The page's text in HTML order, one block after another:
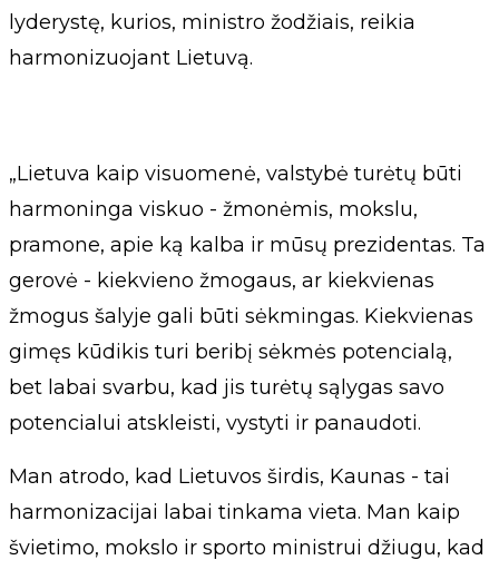
lyderystę, kurios, ministro žodžiais, reikia
harmonizuojant Lietuvą.
„Lietuva kaip visuomenė, valstybė turėtų būti
harmoninga viskuo - žmonėmis, mokslu,
pramone, apie ką kalba ir mūsų prezidentas. Ta
gerovė - kiekvieno žmogaus, ar kiekvienas
žmogus šalyje gali būti sėkmingas. Kiekvienas
gimęs kūdikis turi beribį sėkmės potencialą,
bet labai svarbu, kad jis turėtų sąlygas savo
potencialui atskleisti, vystyti ir panaudoti.
Man atrodo, kad Lietuvos širdis, Kaunas - tai
harmonizacijai labai tinkama vieta. Man kaip
švietimo, mokslo ir sporto ministrui džiugu, kad